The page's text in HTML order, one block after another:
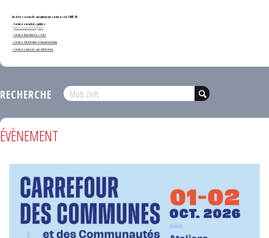
Accédez en un clic aux principaux services de l'AMF 29 :
- Services marchés publics :
*Annonces de marchés publics
-Service formation des élus
- Service Orientation et documentation
- Services ouverts aux adhérents
RECHERCHE
ÉVÈNEMENT